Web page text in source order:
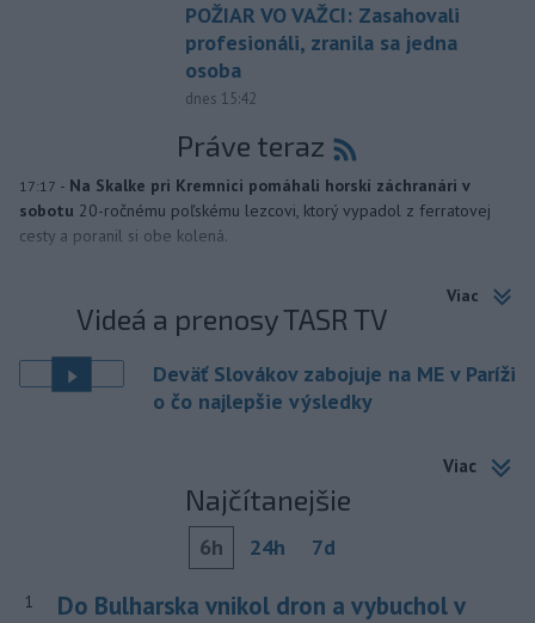
POŽIAR VO VAŽCI: Zasahovali
profesionáli, zranila sa jedna
osoba
dnes 15:42
Práve teraz
17:17 - Na Skalke pri Kremnici pomáhali horskí záchranári v
sobotu 20-ročnému poľskému lezcovi, ktorý vypadol z ferratovej
cesty a poranil si obe kolená.
Viac
Videá a prenosy TASR TV
Deväť Slovákov zabojuje na ME v Paríži
o čo najlepšie výsledky
Viac
Najčítanejšie
6h 24h 7d
1
Do Bulharska vnikol dron a vybuchol v